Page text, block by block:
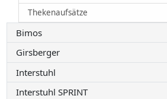
Thekenaufsätze
Bimos
Girsberger
Interstuhl
Interstuhl SPRINT